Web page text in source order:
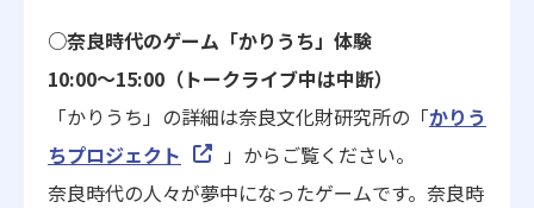
○奈良時代のゲーム「かりうち」体験
10:00～15:00（トークライブ中は中断）
「かりうち」の詳細は奈良文化財研究所の「かりう
ちプロジェクト
」からご覧ください。
奈良時代の人々が夢中になったゲームです。奈良時